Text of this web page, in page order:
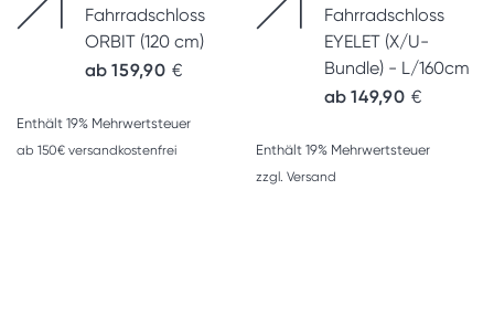
Fahrradschloss
ORBIT (120 cm)
ab 159,90 €
Enthält 19% Mehrwertsteuer
ab 150€ versandkostenfrei
Fahrradschloss
EYELET (X/U-
Bundle) - L/160cm
ab 149,90 €
Enthält 19% Mehrwertsteuer
zzgl. Versand